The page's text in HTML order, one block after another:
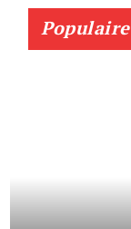
Populaire